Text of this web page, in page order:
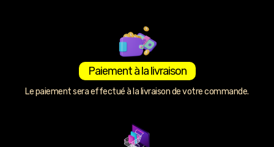
Paiement à la livraison
Le paiement sera effectué à la livraison de votre commande.